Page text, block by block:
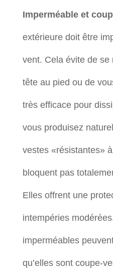
Imperméable et
extérieure doit être
vent. Cela évite de
tête au pied ou de
très efficace pour
vous produisez
vestes «résistantes»
bloquent pas
Elles offrent une
intempéries
imperméables
qu’elles sont coupe-